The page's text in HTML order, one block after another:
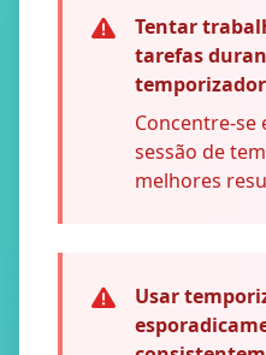
Tentar
tarefas
temporizador
Concentre-
sessão de
melhores
Usar